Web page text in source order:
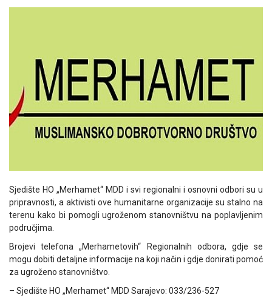
Sjedište HO „Merhamet“ MDD i svi regionalni i osnovni odbori su u
pripravnosti, a aktivisti ove humanitarne organizacije su stalno na
terenu kako bi pomogli ugroženom stanovništvu na poplavljenim
područjima.
Brojevi telefona „Merhametovih“ Regionalnih odbora, gdje se
mogu dobiti detaljne informacije na koji način i gdje donirati pomoć
za ugroženo stanovništvo.
– Sjedište HO „Merhamet“ MDD Sarajevo: 033/236-527